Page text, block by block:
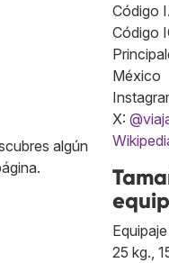
algún
Código
Código
México
X:
25 kg.,